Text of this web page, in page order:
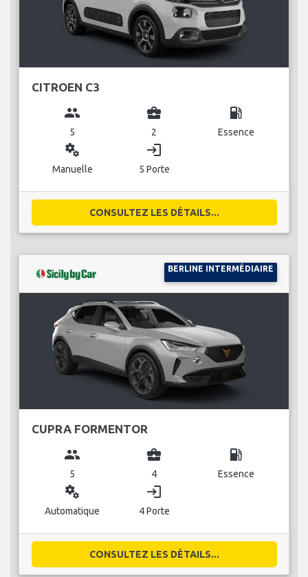
CITROEN C3
group
5
business_center
2
local_gas_station
Essence
miscellaneous_services
Manuelle
login
5 Porte
CONSULTEZ LES DÉTAILS...
BERLINE INTERMÉDIAIRE
CUPRA FORMENTOR
group
5
business_center
4
local_gas_station
Essence
miscellaneous_services
Automatique
login
4 Porte
CONSULTEZ LES DÉTAILS...